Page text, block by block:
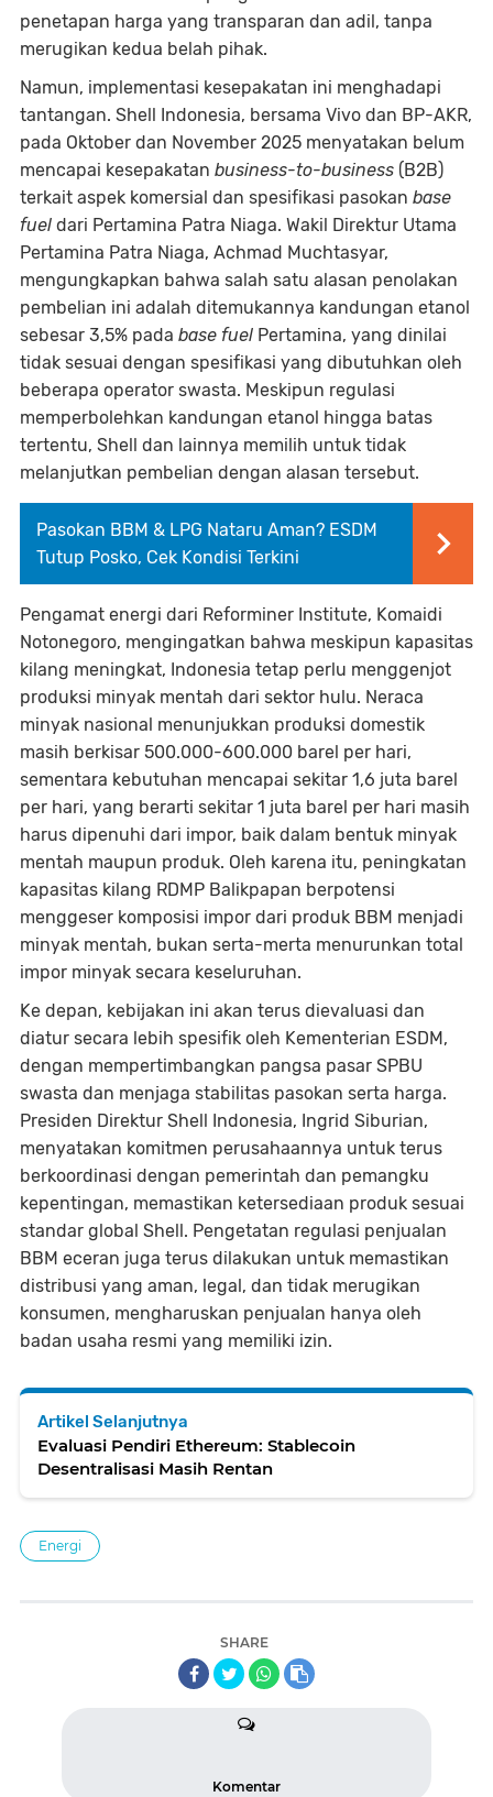
penetapan harga yang transparan dan adil, tanpa
merugikan kedua belah pihak.
Namun, implementasi kesepakatan ini menghadapi
tantangan. Shell Indonesia, bersama Vivo dan BP-AKR,
pada Oktober dan November 2025 menyatakan belum
mencapai kesepakatan business-to-business (B2B)
terkait aspek komersial dan spesifikasi pasokan base
fuel dari Pertamina Patra Niaga. Wakil Direktur Utama
Pertamina Patra Niaga, Achmad Muchtasyar,
mengungkapkan bahwa salah satu alasan penolakan
pembelian ini adalah ditemukannya kandungan etanol
sebesar 3,5% pada base fuel Pertamina, yang dinilai
tidak sesuai dengan spesifikasi yang dibutuhkan oleh
beberapa operator swasta. Meskipun regulasi
memperbolehkan kandungan etanol hingga batas
tertentu, Shell dan lainnya memilih untuk tidak
melanjutkan pembelian dengan alasan tersebut.
Pasokan BBM & LPG Nataru Aman? ESDM
Tutup Posko, Cek Kondisi Terkini
Pengamat energi dari Reforminer Institute, Komaidi
Notonegoro, mengingatkan bahwa meskipun kapasitas
kilang meningkat, Indonesia tetap perlu menggenjot
produksi minyak mentah dari sektor hulu. Neraca
minyak nasional menunjukkan produksi domestik
masih berkisar 500.000-600.000 barel per hari,
sementara kebutuhan mencapai sekitar 1,6 juta barel
per hari, yang berarti sekitar 1 juta barel per hari masih
harus dipenuhi dari impor, baik dalam bentuk minyak
mentah maupun produk. Oleh karena itu, peningkatan
kapasitas kilang RDMP Balikpapan berpotensi
menggeser komposisi impor dari produk BBM menjadi
minyak mentah, bukan serta-merta menurunkan total
impor minyak secara keseluruhan.
Ke depan, kebijakan ini akan terus dievaluasi dan
diatur secara lebih spesifik oleh Kementerian ESDM,
dengan mempertimbangkan pangsa pasar SPBU
swasta dan menjaga stabilitas pasokan serta harga.
Presiden Direktur Shell Indonesia, Ingrid Siburian,
menyatakan komitmen perusahaannya untuk terus
berkoordinasi dengan pemerintah dan pemangku
kepentingan, memastikan ketersediaan produk sesuai
standar global Shell. Pengetatan regulasi penjualan
BBM eceran juga terus dilakukan untuk memastikan
distribusi yang aman, legal, dan tidak merugikan
konsumen, mengharuskan penjualan hanya oleh
badan usaha resmi yang memiliki izin.
Artikel Selanjutnya
Evaluasi Pendiri Ethereum: Stablecoin
Desentralisasi Masih Rentan
Energi
SHARE
Komentar